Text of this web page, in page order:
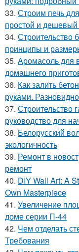
33. Строим печь
простой и дешевый
34. Строительство
принципы и
35. Аромасоль для
домашнего
36. Как залить
руками.
37. Строительство
руководство для
38. Белорусский
экологичность
39. Ремонт в
ремонт
40. DIY Wall Art: A
Own Masterpiece
41. Увеличение
доме серии П-44
42. Чем отделать
Требования